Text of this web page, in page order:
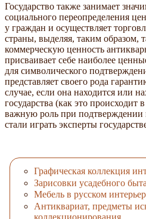
Государство также занимает
социального переопределения
у граждан и осуществляет
страны, выделяя, таким образом,
коммерческую ценность
присваивает себе наиболее
для символического
представляет своего рода
случае, если она находится или
государства (как это происходит
важную роль при подтверждении
стали играть эксперты
Графическая коллекция
Зарисовки усадебного
Мебель в русском
Антиквариат, предметы
коллекционирования